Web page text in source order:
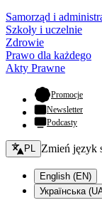
Samorząd i
Szkoły i uczelnie
Zdrowie
Prawo dla każdego
Akty Prawne
Promocje-
Newsletter
Podcasty
Zmień język -
PL Zmień język
English (EN)
Українська